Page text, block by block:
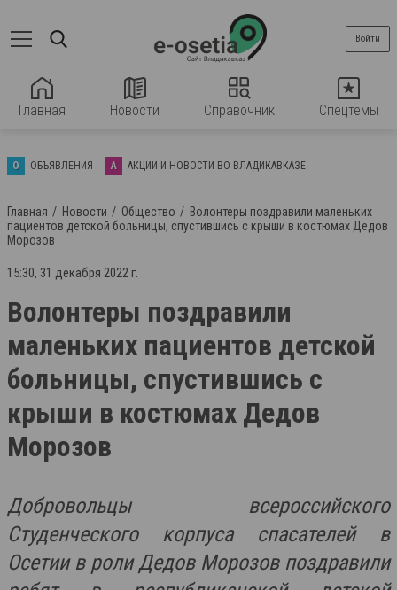
Главная Новости Справочник Спецтемы
Войти
О ОБЪЯВЛЕНИЯ А АКЦИИ И НОВОСТИ ВО ВЛАДИКАВКАЗЕ
Главная Новости Общество
Волонтеры поздравили маленьких
пациентов детской больницы, спустившись с крыши в костюмах Дедов
Морозов
15:30, 31 декабря 2022 г.
Волонтеры поздравили
маленьких пациентов детской
больницы, спустившись с
крыши в костюмах Дедов
Морозов
Добровольцы всероссийского
Студенческого корпуса спасателей в
Осетии в роли Дедов Морозов поздравили